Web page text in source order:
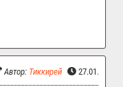
Автор: Тиккирей 27.01.2025